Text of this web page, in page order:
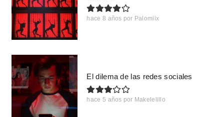
hace 8 años por Palomiix
El dilema de las redes sociales
hace 5 años por Makelelillo